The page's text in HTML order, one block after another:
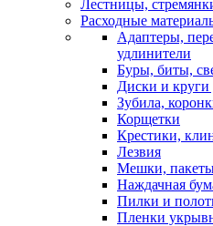
Лестницы,
Расходные
Адаптеры,
удлинители
Буры, биты,
Диски и круги
Зубила,
Корщетки
Крестики,
Лезвия
Мешки,
Наждачная
Пилки и
Пленки